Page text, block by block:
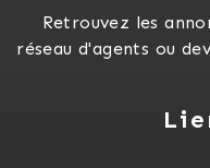
Retrouvez les
réseau d'agents ou